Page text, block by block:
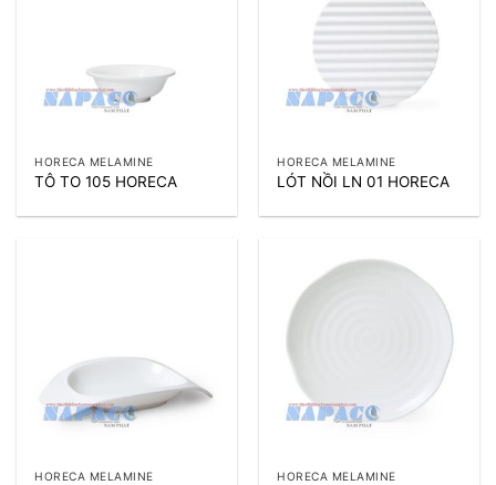
HORECA MELAMINE
TÔ TO 105 HORECA
HORECA MELAMINE
LÓT NỒI LN 01 HORECA
HORECA MELAMINE HORECA MELAMINE